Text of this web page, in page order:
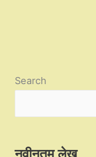
Search